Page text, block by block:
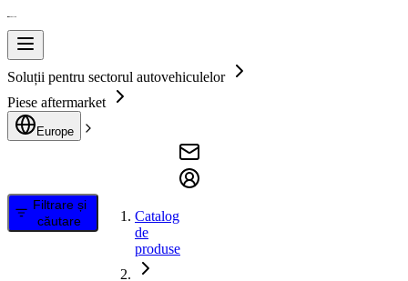
Soluții pentru sectorul autovehiculelor
Piese aftermarket
Europe
Filtrare și
căutare
Catalog
de
produse